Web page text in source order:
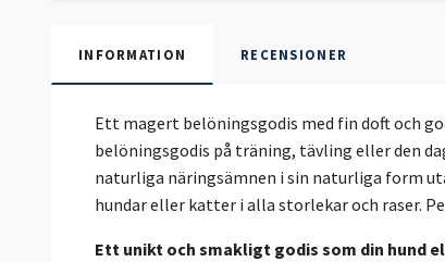
INFORMATION RECENSIONER
Ett magert belöningsgodis med fin doft och
belöningsgodis på träning, tävling eller den
naturliga näringsämnen i sin naturliga form
hundar eller katter i alla storlekar och raser.
Ett unikt och smakligt godis som din hund